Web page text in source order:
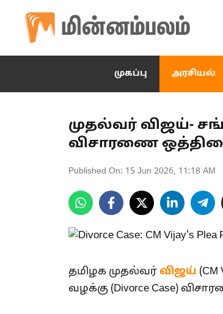
content
முகப்பு அரசியல்
முதல்வர் விஜய்-
விசாரணை
Published On: 15 Jun 2026, 11:18 AM
தமிழக முதல்வர்விஜய்
வழக்கு (Divorce Case)